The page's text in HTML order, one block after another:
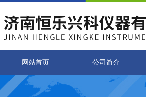
网站首页 公司简介